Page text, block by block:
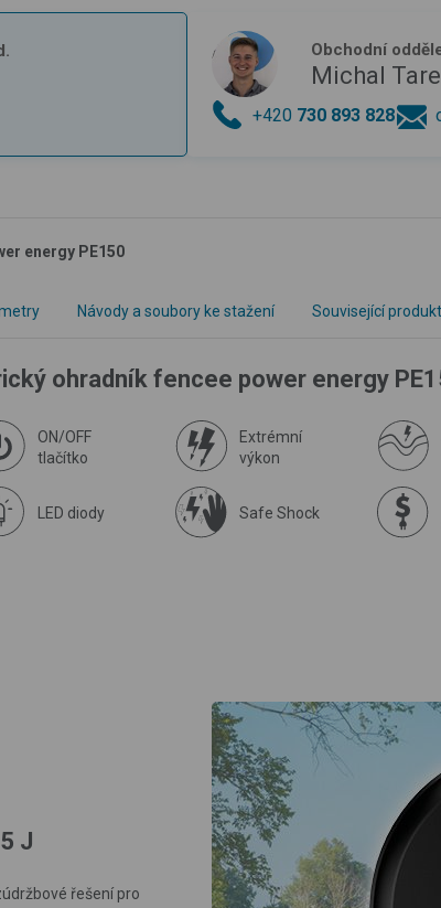
Obchodní
Michal
+420 730 893 828
energy PE150
Návody a soubory ke stažení Související
ohradník fencee power energy
ON/OFF
tlačítko
Extrémní
výkon
LED diody Safe Shock
J
řešení pro